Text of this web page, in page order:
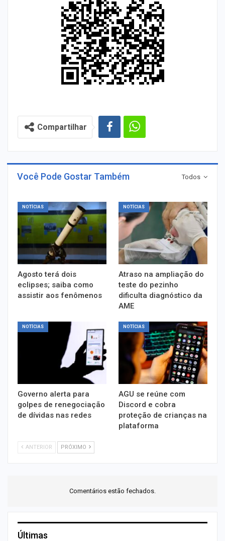
Compartilhar
Todos
Você Pode Gostar Também
NOTÍCIAS
Agosto terá dois
eclipses; saiba como
assistir aos fenômenos
NOTÍCIAS
Atraso na ampliação do
teste do pezinho
dificulta diagnóstico da
AME
NOTÍCIAS
Governo alerta para
golpes de renegociação
de dívidas nas redes
NOTÍCIAS
AGU se reúne com
Discord e cobra
proteção de crianças na
plataforma
ANTERIOR PRÓXIMO
Comentários estão fechados.
Últimas